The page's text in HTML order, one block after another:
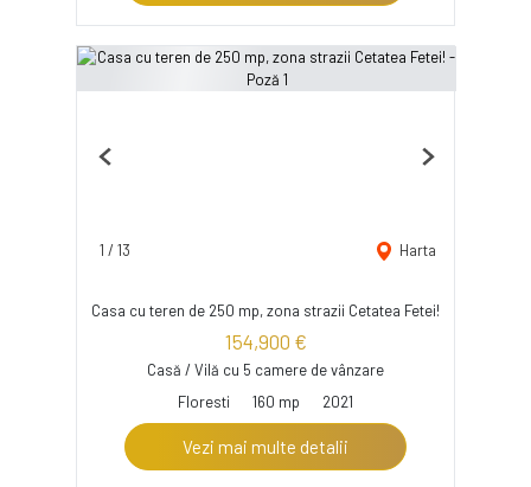
1 / 13 Harta
Previous Next
Casa cu teren de 250 mp, zona strazii Cetatea Fetei!
154,900 €
Casă / Vilă cu 5 camere de vânzare
Floresti
160 mp 2021
Vezi mai multe detalii